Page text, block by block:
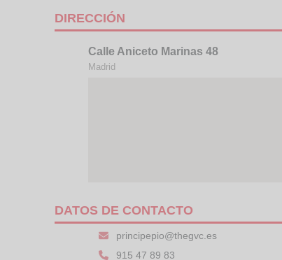
DIRECCIÓN
Calle Aniceto Marinas 48
Madrid
DATOS DE CONTACTO
principepio@thegvc.es
915 47 89 83